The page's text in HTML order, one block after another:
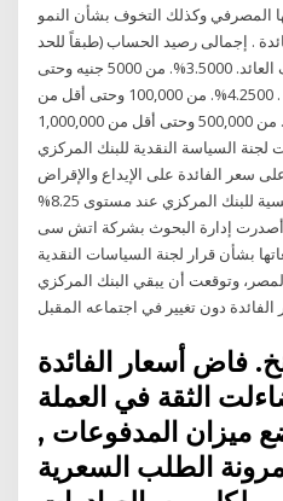
المصرفي وكذلك التخوف بشأن النمو
. إجمالى رصيد الحساب (طبقاً للحد
الأدنى خلال الشهر) دورية صرف العائد. 3.5000%. من 5000 جنيه وحتى
أقل من 100,000 جنيه . شهري . 4.2500%. من 100,000 وحتى أقل من
500,000 جنيه. 5.0000%. من 500,000 وحتى أقل من 1,000,000
قررت لجنة السياسة النقدية للبنك المركزي
سعر الفائدة على الإيداع والإقراض
لليلة واحدة وسعر العملية الرئيسية للبنك المركزي عند مستوى 8.25%
أصدرت إدارة البحوث بشركة اتش سى
بشأن قرار لجنة السياسات النقدية
وتوقعت أن يبقي البنك المركزي
دون تغيير في اجتماعه المقبل
فاض أسعار الفائدة
الثقة في العملة
ميزان المدفوعات ,
الطلب السعرية